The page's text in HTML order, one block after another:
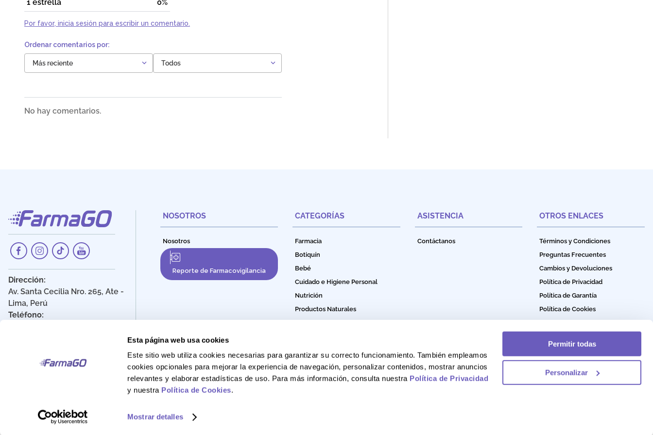
Esta página web usa cookies
Este sitio web utiliza cookies necesarias para garantizar su correcto funcionamiento. También empleamos
cookies opcionales para mejorar la experiencia de navegación, personalizar contenidos, mostrar anuncios
relevantes y elaborar estadísticas de uso. Para más información, consulta nuestra Política de Privacidad
y nuestra Política de Cookies.
Mostrar detalles
Permitir todas
Personalizar
1 estrella 0%
Por favor, inicia sesión para escribir un comentario.
Más reciente Todos
No hay comentarios.
Dirección:
Av. Santa Cecilia Nro. 265, Ate -
Lima, Perú
Teléfono:
NOSOTROS
Nosotros
Reporte de Farmacovigilancia
CATEGORÍAS
Farmacia
Botiquín
Bebé
Cuidado e Higiene Personal
Nutrición
Productos Naturales
ASISTENCIA
Contáctanos
OTROS ENLACES
Términos y Condiciones
Preguntas Frecuentes
Cambios y Devoluciones
Política de Privacidad
Política de Garantía
Política de Cookies
FarmaGo 2025 - Derechos reservados